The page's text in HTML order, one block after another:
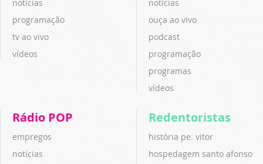
notícias
programação
tv ao vivo
vídeos
notícias
ouça ao vivo
podcast
programação
programas
vídeos
Rádio POP
empregos
notícias
Redentoristas
história pe. vitor
hospedagem santo afonso